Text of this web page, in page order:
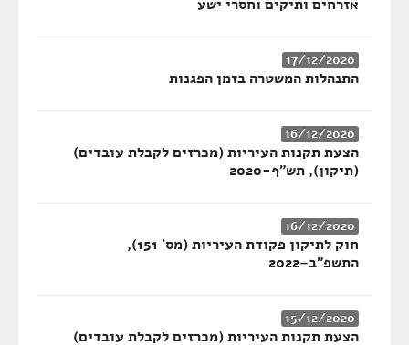
אזרחים ותיקים וחסרי ישע
17/12/2020
התנהלות המשטרה בזמן הפגנות
16/12/2020
הצעת תקנות העיריות (מכרזים לקבלת עובדים)
(תיקון), תש"ף-2020
16/12/2020
חוק לתיקון פקודת העיריות (מס' 151),
התשפ"ב–2022
15/12/2020
הצעת תקנות העיריות (מכרזים לקבלת עובדים)